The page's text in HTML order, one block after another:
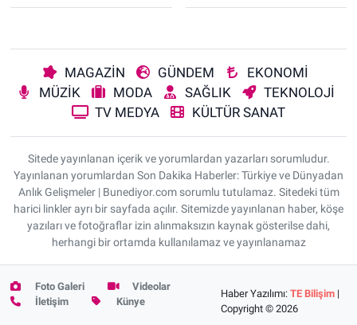
MAGAZİN GÜNDEM
EKONOMİ
MÜZİK
MODA SAĞLIK
TEKNOLOJİ
TV MEDYA
KÜLTÜR SANAT
Sitede yayınlanan içerik ve yorumlardan yazarları sorumludur.
Yayınlanan yorumlardan Son Dakika Haberler: Türkiye ve Dünyadan
Anlık Gelişmeler | Bunediyor.com sorumlu tutulamaz. Sitedeki tüm
harici linkler ayrı bir sayfada açılır. Sitemizde yayınlanan haber, köşe
yazıları ve fotoğraflar izin alınmaksızın kaynak gösterilse dahi,
herhangi bir ortamda kullanılamaz ve yayınlanamaz
Foto Galeri
Videolar
İletişim
Künye
Haber Yazılımı:TE Bilişim |
Copyright © 2026